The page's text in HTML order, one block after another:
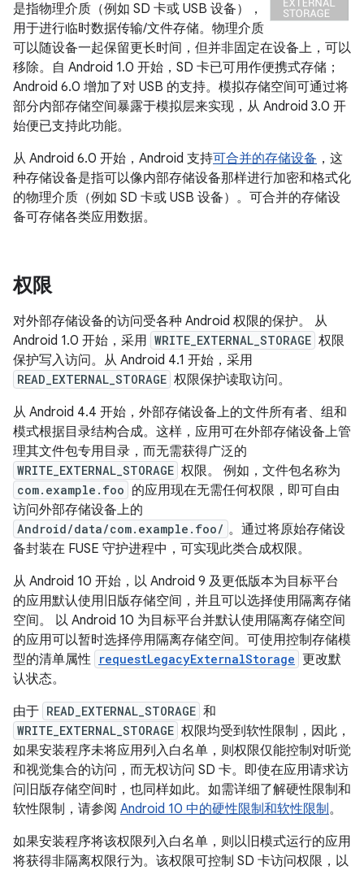
是指物理介质（例如 SD 卡或 USB 设备），
用于进行临时数据传输/文件存储。 物理介质
可以随设备一起保留更长时间，但并非固定在设备上，可以
移除。自 Android 1.0 开始，SD 卡已可用作便携式存储；
Android 6.0 增加了对 USB 的支持。模拟存储空间可通过将
部分内部存储空间暴露于模拟层来实现，从 Android 3.0 开
始便已支持此功能。
从 Android 6.0 开始，Android 支持可合并的存储设备 ，这
种存储设备是指可以像内部存储设备那样进行加密和格式化
的物理介质（例如 SD 卡或 USB 设备）。 可合并的存储设
备可存储各类应用数据。
权限
对外部存储设备的访问受各种 Android 权限的保护。 从
Android 1.0 开始，采用 WRITE_EXTERNAL_STORAGE 权限
保护写入访问。从 Android 4.1 开始，采用
READ_EXTERNAL_STORAGE 权限保护读取访问。
从 Android 4.4 开始，外部存储设备上的文件所有者、组和
模式根据目录结构合成。这样，应用可在外部存储设备上管
理其文件包专用目录，而无需获得广泛的
WRITE_EXTERNAL_STORAGE 权限。 例如，文件包名称为
com.example.foo 的应用现在无需任何权限，即可自由
访问外部存储设备上的
Android/data/com.example.foo/ 。通过将原始存储设
备封装在 FUSE 守护进程中，可实现此类合成权限。
从 Android 10 开始，以 Android 9 及更低版本为目标平台
的应用默认使用旧版存储空间，并且可以选择使用隔离存储
空间。
以 Android 10 为目标平台并默认使用隔离存储空间
的应用可以暂时选择停用隔离存储空间。 可使用控制存储模
型的清单属性 requestLegacyExternalStorage 更改默
认状态。
由于 READ_EXTERNAL_STORAGE 和
WRITE_EXTERNAL_STORAGE 权限均受到软性限制，因此，
如果安装程序未将应用列入白名单，则权限仅能控制对听觉
和视觉集合的访问，而无权访问 SD 卡。即使在应用请求访
问旧版存储空间时，也同样如此。如需详细了解硬性限制和
软性限制，请参阅 Android 10 中的硬性限制和软性限制。
如果安装程序将该权限列入白名单，则以旧模式运行的应用
将获得非隔离权限行为。该权限可控制 SD 卡访问权限，以